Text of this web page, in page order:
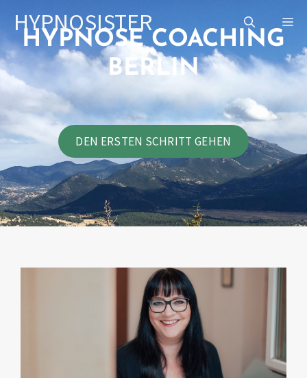
Inhalt
springen
HYPNOSISTER
HYPNOSE COACHING
BERLIN
DEN ERSTEN SCHRITT GEHEN